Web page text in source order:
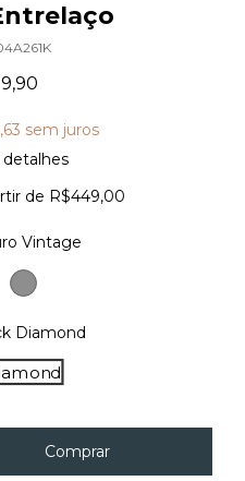
sem juros
detalhes
de R$449,00
Vintage
Prata
Vintage
Diamond